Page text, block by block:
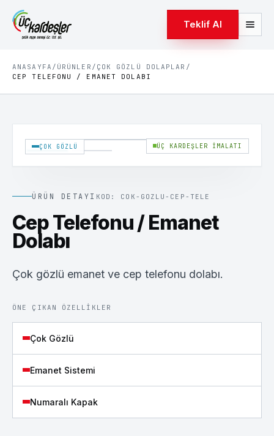
Teklif Al
ANASAYFA / ÜRÜNLER / ÇOK GÖZLÜ DOLAPLAR /
CEP TELEFONU / EMANET DOLABI
ÇOK GÖZLÜ ÜÇ KARDEŞLER İMALATI
ÜRÜN DETAYI KOD: COK-GOZLU-CEP-TELE
Cep Telefonu / Emanet
Dolabı
Çok gözlü emanet ve cep telefonu dolabı.
ÖNE ÇIKAN ÖZELLIKLER
Çok Gözlü
Emanet Sistemi
Numaralı Kapak